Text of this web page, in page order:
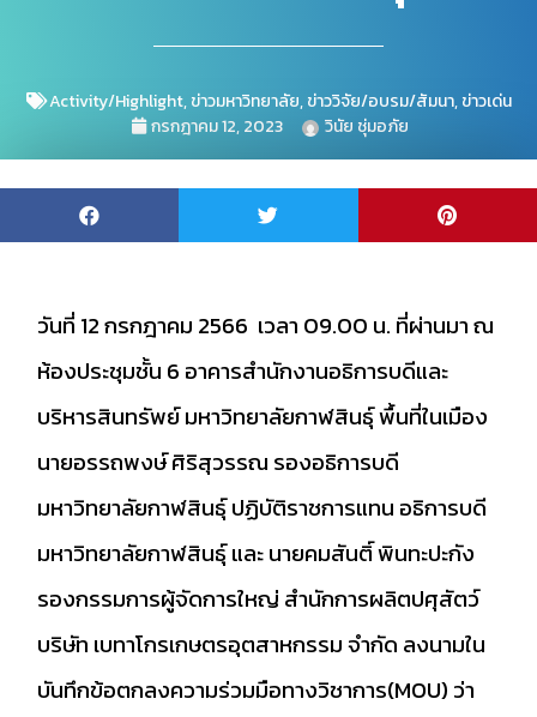
Activity/Highlight,ข่าวมหาวิทยาลัย,ข่าววิจัย/อบรม/สัมนา,ข่าวเด่น
กรกฎาคม 12, 2023
วินัย ชุ่มอภัย
วันที่ 12 กรกฎาคม 2566 เวลา 09.00 น. ที่ผ่านมา ณ
ห้องประชุมชั้น 6 อาคารสำนักงานอธิการบดีและ
บริหารสินทรัพย์ มหาวิทยาลัยกาฬสินธุ์ พื้นที่ในเมือง
นายอรรถพงษ์ ศิริสุวรรณ รองอธิการบดี
มหาวิทยาลัยกาฬสินธุ์ ปฏิบัติราชการแทน อธิการบดี
มหาวิทยาลัยกาฬสินธุ์ และ นายคมสันติ์ พินทะปะกัง
รองกรรมการผู้จัดการใหญ่ สำนักการผลิตปศุสัตว์
บริษัท เบทาโกรเกษตรอุตสาหกรรม จำกัด ลงนามใน
บันทึกข้อตกลงความร่วมมือทางวิชาการ(MOU) ว่า